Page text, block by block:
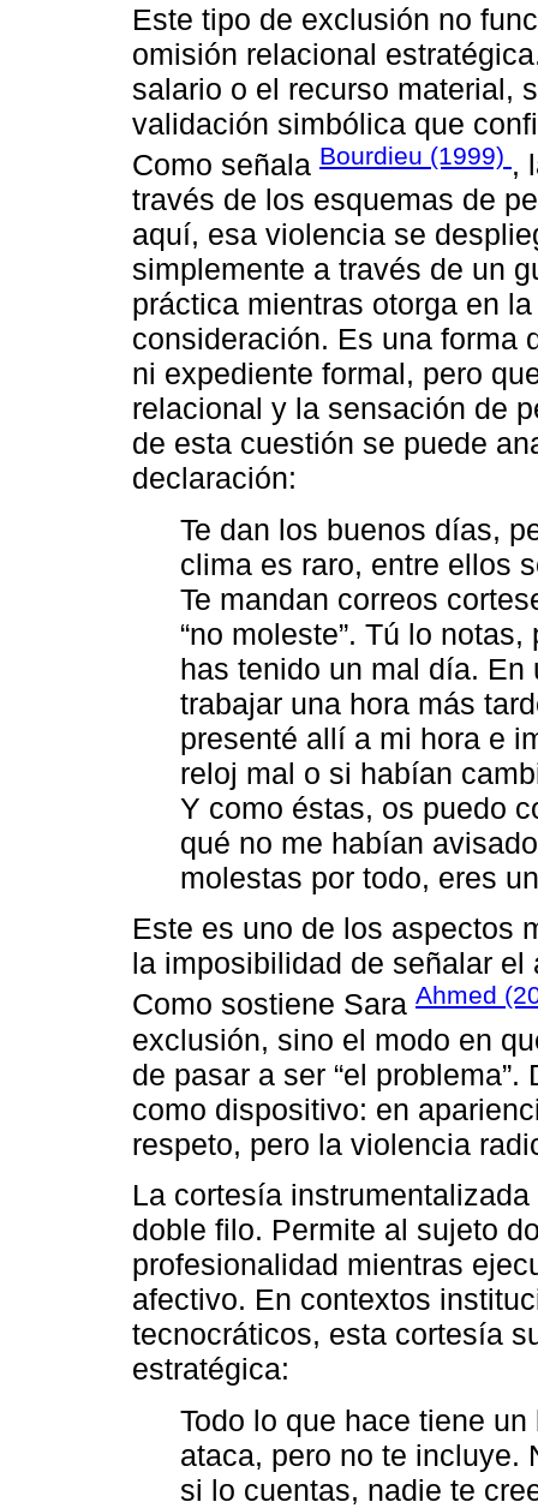
Este tipo de exclusión no
omisión relacional
salario o el recurso material,
validación simbólica que
Como señala Bourdieu (1999) ,
través de los esquemas de
aquí, esa violencia se
simplemente a través de un
práctica mientras otorga en
consideración. Es una forma
ni expediente formal, pero
relacional y la sensación de
de esta cuestión se puede
declaración:
Te dan los buenos días,
clima es raro, entre ellos
Te mandan correos
“no moleste”. Tú lo
has tenido un mal día.
trabajar una hora más
presenté allí a mi hora e
reloj mal o si habían
Y como éstas, os puedo
qué no me habían
molestas por todo, eres
Este es uno de los aspectos
la imposibilidad de señalar
Como sostiene Sara Ahmed
exclusión, sino el modo en
de pasar a ser “el
como dispositivo: en
respeto, pero la violencia
La cortesía
doble filo. Permite al sujeto
profesionalidad mientras
afectivo. En contextos
tecnocráticos, esta cortesía
estratégica:
Todo lo que hace tiene
ataca, pero no te incluye.
si lo cuentas, nadie te